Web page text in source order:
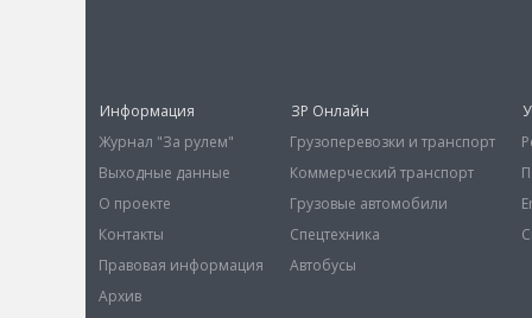
Информация
Журнал "За рулем"
Выходные данные
О проекте
Контакты
Правовая информация
Архив
ЗР Онлайн
Грузоперевозки и транспорт
Коммерческий транспорт
Грузовые автомобили
Спецтехника
Автобусы